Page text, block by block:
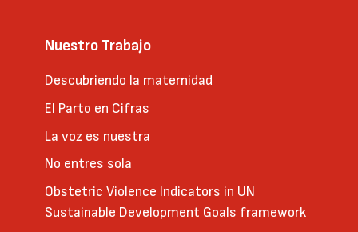
Nuestro Trabajo
Descubriendo la maternidad
El Parto en Cifras
La voz es nuestra
No entres sola
Obstetric Violence Indicators in UN
Sustainable Development Goals framework